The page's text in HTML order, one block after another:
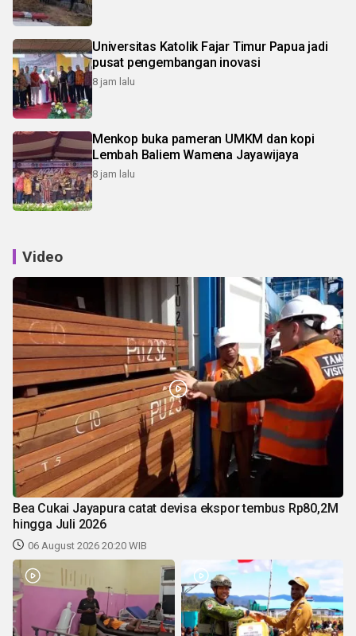
Universitas Katolik Fajar Timur Papua jadi
pusat pengembangan inovasi
8 jam lalu
Menkop buka pameran UMKM dan kopi
Lembah Baliem Wamena Jayawijaya
8 jam lalu
Video
Bea Cukai Jayapura catat devisa ekspor tembus Rp80,2M
hingga Juli 2026
06 August 2026 20:20 WIB